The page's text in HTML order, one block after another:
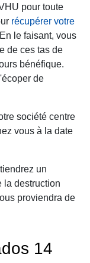
pour toute
récupérer votre
le faisant, vous
de ces tas de
bénéfique.
de
société centre
vous à la date
un
la destruction
proviendra de
14